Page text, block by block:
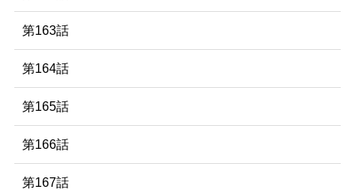
第163話
第164話
第165話
第166話
第167話